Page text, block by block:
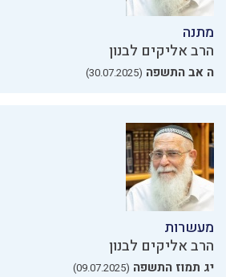
מתנה
הרב אליקים לבנון
ה אב התשפה (30.07.2025)
מעשרות
הרב אליקים לבנון
יג תמוז התשפה (09.07.2025)